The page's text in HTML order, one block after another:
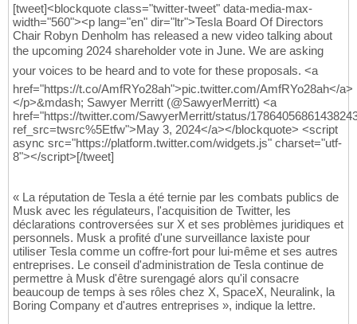
[tweet]<blockquote class="twitter-tweet" data-media-max-
width="560"><p lang="en" dir="ltr">Tesla Board Of Directors
Chair Robyn Denholm has released a new video talking about
the upcoming 2024 shareholder vote in June. We are asking
your voices to be heard and to vote for these proposals. <a
href="https://t.co/AmfRYo28ah">pic.twitter.com/AmfRYo28ah</a>
</p>&mdash; Sawyer Merritt (@SawyerMerritt) <a
href="https://twitter.com/SawyerMerritt/status/
ref_src=twsrc%5Etfw">May 3, 2024</a></blockquote> <script
async src="https://platform.twitter.com/widgets.js" charset="utf-
8"></script>[/tweet]
« La réputation de Tesla a été ternie par les combats publics de
Musk avec les régulateurs, l'acquisition de Twitter, les
déclarations controversées sur X et ses problèmes juridiques et
personnels. Musk a profité d'une surveillance laxiste pour
utiliser Tesla comme un coffre-fort pour lui-même et ses autres
entreprises. Le conseil d'administration de Tesla continue de
permettre à Musk d'être surengagé alors qu'il consacre
beaucoup de temps à ses rôles chez X, SpaceX, Neuralink, la
Boring Company et d'autres entreprises », indique la lettre.